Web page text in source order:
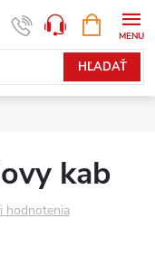
HĽADAŤ
KOŠÍK
kab
hodnotenia